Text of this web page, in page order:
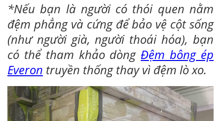
*Nếu bạn là người có thói quen nằm
đệm phẳng và cứng để bảo vệ cột sống
(như người già, người thoái hóa), bạn
có thể tham khảo dòng Đệm bông ép
Everon truyền thống thay vì đệm lò xo.